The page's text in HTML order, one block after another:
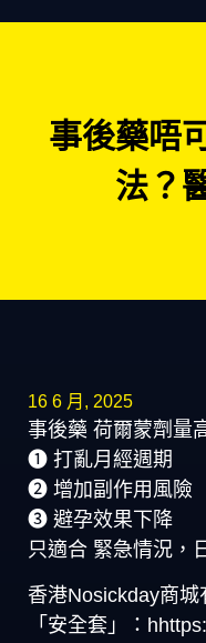
事後藥唔
法？
16 6 月, 2025
事後藥 荷爾蒙劑量
➊ 打亂月經週期
➋ 增加副作用風險
➌ 避孕效果下降
只適合 緊急情況，
香港Nosickday商城
「安全套」：